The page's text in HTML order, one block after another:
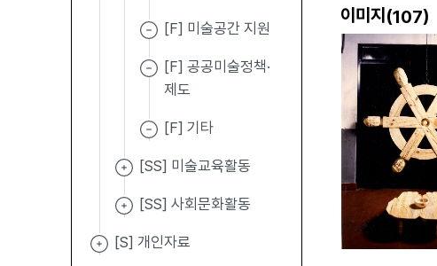
[F] 미술공간 지원
[F] 공공미술정책·
제도
[F] 기타
[SS] 미술교육활동
[SS] 사회문화활동
[S] 개인자료
이미지(107)